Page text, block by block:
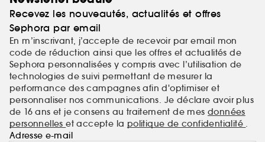
Recevez les nouveautés, actualités et offres
Sephora par email
En m’inscrivant, j’accepte de recevoir par email mon
code de réduction ainsi que les offres et actualités de
Sephora personnalisées y compris avec l’utilisation de
technologies de suivi permettant de mesurer la
performance des campagnes afin d'optimiser et
personnaliser nos communications. Je déclare avoir plus
de 16 ans et je consens au traitement de mes données
personnelleset accepte la politique de confidentialité .
Adresse e-mail